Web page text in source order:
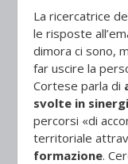
La ricercatrice
le risposte
dimora ci sono,
far uscire la
Cortese parla di
svolte in
percorsi «di
territoriale
formazione.